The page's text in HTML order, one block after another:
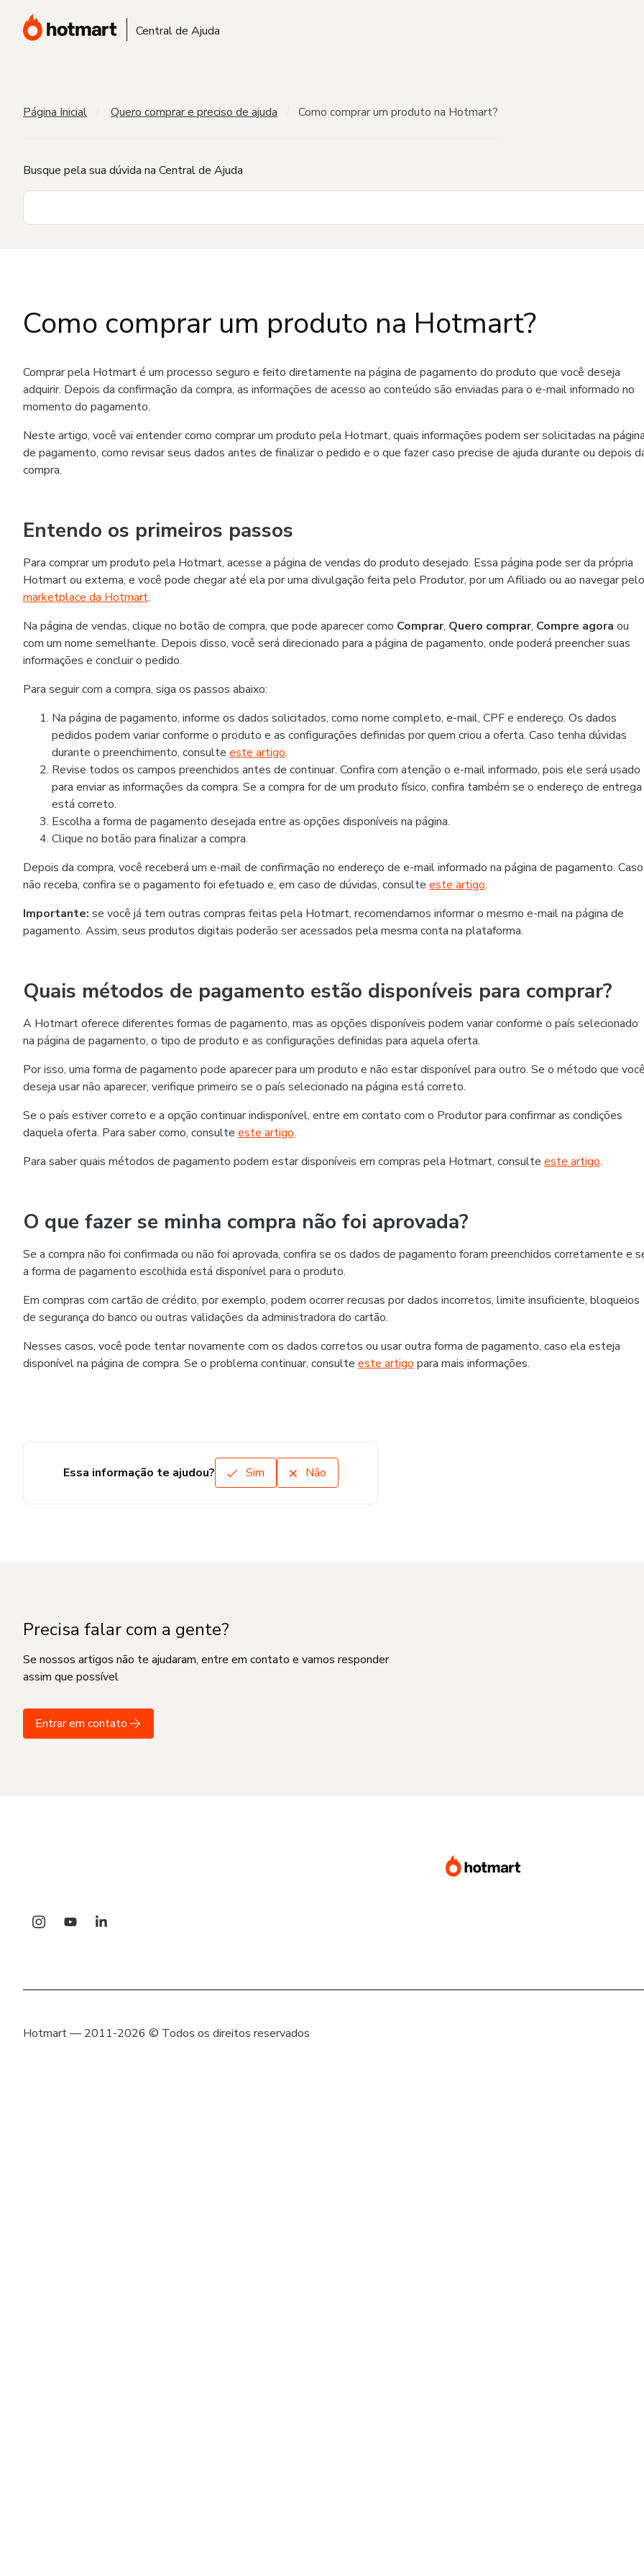
Central de Ajuda
Página Inicial Quero comprar e preciso de ajuda Como comprar um produto na Hotmart?
Busque pela sua dúvida na Central de Ajuda
Como comprar um produto na Hotmart?
Comprar pela Hotmart é um processo seguro e feito diretamente na página de pagamento do produto que você deseja
adquirir. Depois da confirmação da compra, as informações de acesso ao conteúdo são enviadas para o e-mail informado no
momento do pagamento.
Neste artigo, você vai entender como comprar um produto pela Hotmart, quais informações podem ser solicitadas na
de pagamento, como revisar seus dados antes de finalizar o pedido e o que fazer caso precise de ajuda durante ou depois
compra.
Entendo os primeiros passos
Para comprar um produto pela Hotmart, acesse a página de vendas do produto desejado. Essa página pode ser da própria
Hotmart ou externa, e você pode chegar até ela por uma divulgação feita pelo Produtor, por um Afiliado ou ao navegar pelo
marketplace da Hotmart.
Na página de vendas, clique no botão de compra, que pode aparecer como Comprar, Quero comprar, Compre agora ou
com um nome semelhante. Depois disso, você será direcionado para a página de pagamento, onde poderá preencher suas
informações e concluir o pedido.
Para seguir com a compra, siga os passos abaixo:
Na página de pagamento, informe os dados solicitados, como nome completo, e-mail, CPF e endereço. Os dados
pedidos podem variar conforme o produto e as configurações definidas por quem criou a oferta. Caso tenha dúvidas
durante o preenchimento, consulte este artigo.
Revise todos os campos preenchidos antes de continuar. Confira com atenção o e-mail informado, pois ele será usado
para enviar as informações da compra. Se a compra for de um produto físico, confira também se o endereço de entrega
está correto.
Escolha a forma de pagamento desejada entre as opções disponíveis na página.
Clique no botão para finalizar a compra.
Depois da compra, você receberá um e-mail de confirmação no endereço de e-mail informado na página de pagamento. Caso
não receba, confira se o pagamento foi efetuado e, em caso de dúvidas, consulte este artigo.
Importante: se você já tem outras compras feitas pela Hotmart, recomendamos informar o mesmo e-mail na página de
pagamento. Assim, seus produtos digitais poderão ser acessados pela mesma conta na plataforma.
Quais métodos de pagamento estão disponíveis para comprar?
A Hotmart oferece diferentes formas de pagamento, mas as opções disponíveis podem variar conforme o país selecionado
na página de pagamento, o tipo de produto e as configurações definidas para aquela oferta.
Por isso, uma forma de pagamento pode aparecer para um produto e não estar disponível para outro. Se o método que
deseja usar não aparecer, verifique primeiro se o país selecionado na página está correto.
Se o país estiver correto e a opção continuar indisponível, entre em contato com o Produtor para confirmar as condições
daquela oferta. Para saber como, consulte este artigo.
Para saber quais métodos de pagamento podem estar disponíveis em compras pela Hotmart, consulte este artigo.
O que fazer se minha compra não foi aprovada?
Se a compra não foi confirmada ou não foi aprovada, confira se os dados de pagamento foram preenchidos corretamente e
a forma de pagamento escolhida está disponível para o produto.
Em compras com cartão de crédito, por exemplo, podem ocorrer recusas por dados incorretos, limite insuficiente, bloqueios
de segurança do banco ou outras validações da administradora do cartão.
Nesses casos, você pode tentar novamente com os dados corretos ou usar outra forma de pagamento, caso ela esteja
disponível na página de compra. Se o problema continuar, consulte este artigo para mais informações.
Essa informação te ajudou? Sim Não
Precisa falar com a gente?
Se nossos artigos não te ajudaram, entre em contato e vamos responder
assim que possível
Entrar em contato
Hotmart — 2011-2026 © Todos os direitos reservados